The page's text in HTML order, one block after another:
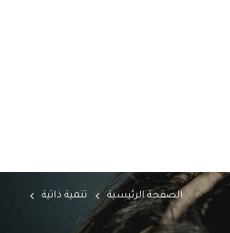
الصفحة الرئيسية تنمية ذاتية